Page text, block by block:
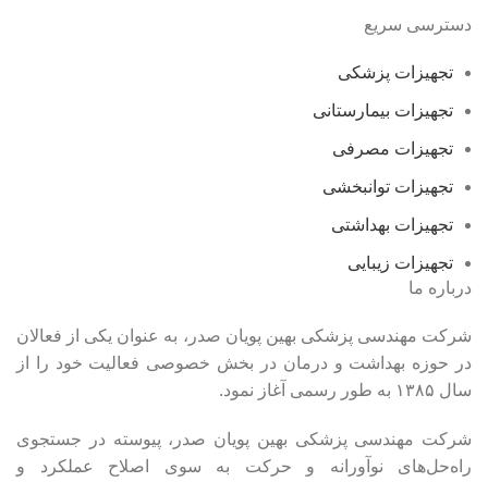
دسترسی سریع
تجهیزات پزشکی
تجهیزات بیمارستانی
تجهیزات مصرفی
تجهیزات توانبخشی
تجهیزات بهداشتی
تجهیزات زیبایی
درباره ما
شرکت مهندسی پزشکی بهین پویان صدر، به عنوان یکی از فعالان
در حوزه بهداشت و درمان در بخش خصوصی فعالیت خود را از
سال ۱۳۸۵ به طور رسمی آغاز نمود.
شرکت مهندسی پزشکی بهین پویان صدر، پیوسته در جستجوی
راه‌حل‌های نوآورانه و حرکت به سوی اصلاح عملکرد و